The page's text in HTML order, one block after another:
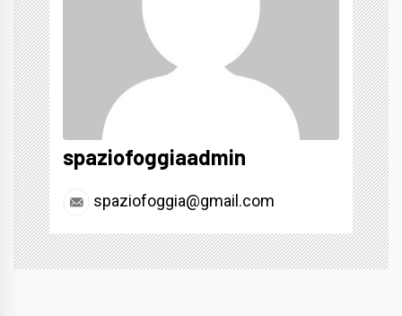
spaziofoggiaadmin
spaziofoggia@gmail.com